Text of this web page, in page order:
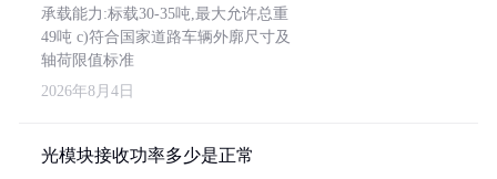
承载能力:标载30-35吨,最大允许总重
49吨 c)符合国家道路车辆外廓尺寸及
轴荷限值标准
2026年8月4日
光模块接收功率多少是正常